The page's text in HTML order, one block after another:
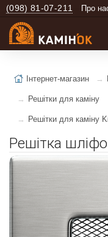
(098) 81-07-211 Про
Інтернет-магазин
Решітки для каміну
Решітки для каміну
Решітка